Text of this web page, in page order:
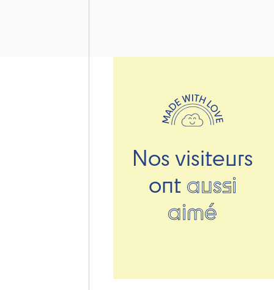
Nos visiteurs
ont aussi
aimé